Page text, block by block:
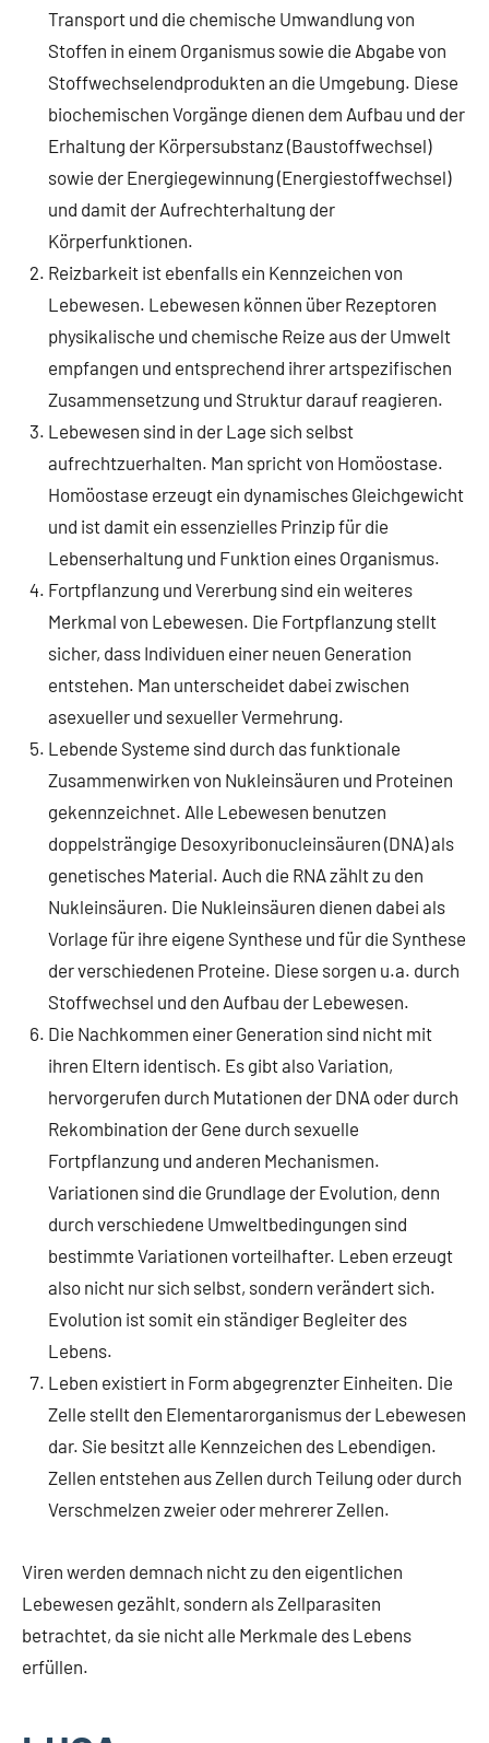
Transport und die chemische Umwandlung von
Stoffen in einem Organismus sowie die Abgabe von
Stoffwechselendprodukten an die Umgebung. Diese
biochemischen Vorgänge dienen dem Aufbau und der
Erhaltung der Körpersubstanz (Baustoffwechsel)
sowie der Energiegewinnung (Energiestoffwechsel)
und damit der Aufrechterhaltung der
Körperfunktionen.
Reizbarkeit ist ebenfalls ein Kennzeichen von
Lebewesen. Lebewesen können über Rezeptoren
physikalische und chemische Reize aus der Umwelt
empfangen und entsprechend ihrer artspezifischen
Zusammensetzung und Struktur darauf reagieren.
Lebewesen sind in der Lage sich selbst
aufrechtzuerhalten. Man spricht von Homöostase.
Homöostase erzeugt ein dynamisches Gleichgewicht
und ist damit ein essenzielles Prinzip für die
Lebenserhaltung und Funktion eines Organismus.
Fortpflanzung und Vererbung sind ein weiteres
Merkmal von Lebewesen. Die Fortpflanzung stellt
sicher, dass Individuen einer neuen Generation
entstehen. Man unterscheidet dabei zwischen
asexueller und sexueller Vermehrung.
Lebende Systeme sind durch das funktionale
Zusammenwirken von Nukleinsäuren und Proteinen
gekennzeichnet. Alle Lebewesen benutzen
doppelsträngige Desoxyribonucleinsäuren (DNA) als
genetisches Material. Auch die RNA zählt zu den
Nukleinsäuren. Die Nukleinsäuren dienen dabei als
Vorlage für ihre eigene Synthese und für die Synthese
der verschiedenen Proteine. Diese sorgen u.a. durch
Stoffwechsel und den Aufbau der Lebewesen.
Die Nachkommen einer Generation sind nicht mit
ihren Eltern identisch. Es gibt also Variation,
hervorgerufen durch Mutationen der DNA oder durch
Rekombination der Gene durch sexuelle
Fortpflanzung und anderen Mechanismen.
Variationen sind die Grundlage der Evolution, denn
durch verschiedene Umweltbedingungen sind
bestimmte Variationen vorteilhafter. Leben erzeugt
also nicht nur sich selbst, sondern verändert sich.
Evolution ist somit ein ständiger Begleiter des
Lebens.
Leben existiert in Form abgegrenzter Einheiten. Die
Zelle stellt den Elementarorganismus der Lebewesen
dar. Sie besitzt alle Kennzeichen des Lebendigen.
Zellen entstehen aus Zellen durch Teilung oder durch
Verschmelzen zweier oder mehrerer Zellen.
Viren werden demnach nicht zu den eigentlichen
Lebewesen gezählt, sondern als Zellparasiten
betrachtet, da sie nicht alle Merkmale des Lebens
erfüllen.